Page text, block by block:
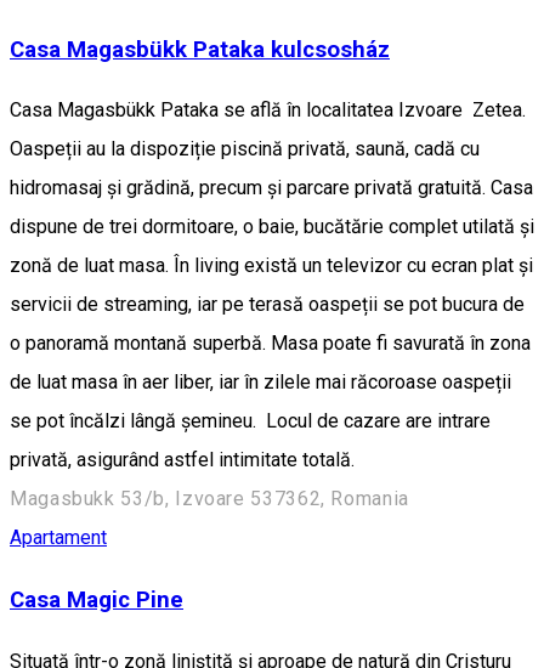
Casa Magasbükk Pataka kulcsosház
Casa Magasbükk Pataka se află în localitatea Izvoare Zetea.
Oaspeții au la dispoziție piscină privată, saună, cadă cu
hidromasaj și grădină, precum și parcare privată gratuită. Casa
dispune de trei dormitoare, o baie, bucătărie complet utilată și
zonă de luat masa. În living există un televizor cu ecran plat și
servicii de streaming, iar pe terasă oaspeții se pot bucura de
o panoramă montană superbă. Masa poate fi savurată în zona
de luat masa în aer liber, iar în zilele mai răcoroase oaspeții
se pot încălzi lângă șemineu. Locul de cazare are intrare
privată, asigurând astfel intimitate totală.
Magasbukk 53/b, Izvoare 537362, Romania
Apartament
Casa Magic Pine
Situată într-o zonă liniștită și aproape de natură din Cristuru